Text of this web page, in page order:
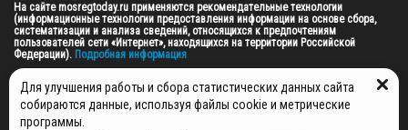
На сайте mosregtoday.ru применяются рекомендательные технологии
(информационные технологии предоставления информации на основе сбора,
систематизации и анализа сведений, относящихся к предпочтениям
пользователей сети «Интернет», находящихся на территории Российской
Федерации). Подробная информация
© 2026 ПРАВА НА ВСЕ МАТЕРИАЛЫ САЙТА ПРИНАДЛЕЖАТ ГАУ МО "ЦИФРОВЫЕ
МЕДИА" (ОГРН: 1255000059467).
Для улучшения работы и сбора статистических данных сайта
собираются данные, используя файлы cookie и метрические
программы.